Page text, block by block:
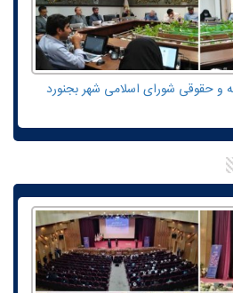
و حقوقی شورای اسلامی شهر بجنورد